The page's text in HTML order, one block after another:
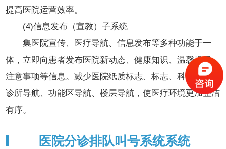
提高医院运营效率。
(4)信息发布（宣教）子系统
集医院宣传、医疗导航、信息发布等多种功能于一
体，立即向患者发布医院新动态、健康知识、温馨提示、
注意事项等信息。减少医院纸质标志、标志、科室导航、
诊所导航、功能区导航、楼层导航，使医疗环境更加整洁
有序。
医院分诊排队叫号系统系统